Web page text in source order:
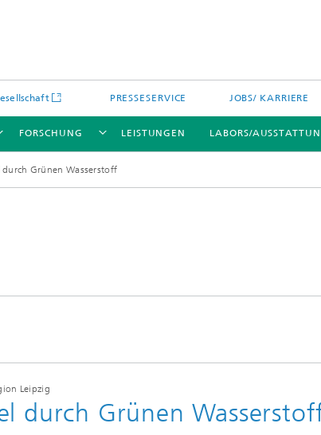
PRESSESERVICE JOBS/ KARRIERE
FORSCHUNG LEISTUNGEN LABORS/
Grünen Wasserstoff
Leipzig
durch Grünen